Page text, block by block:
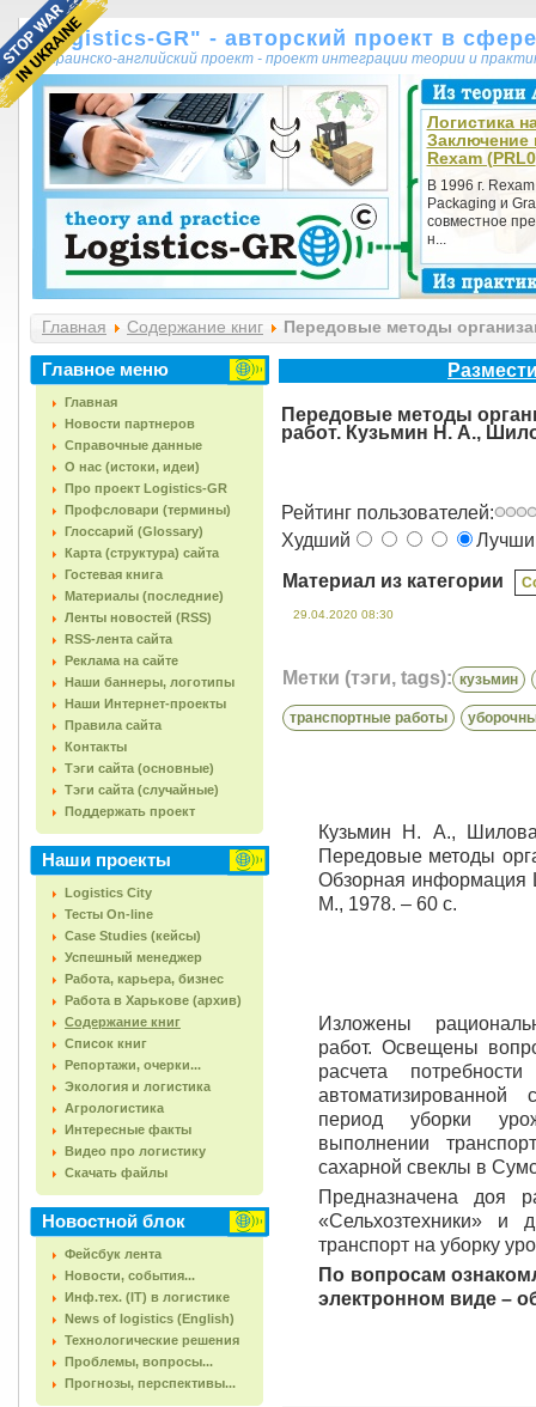
"Logistics-GR" - авторский проект в
украинско-английский проект - проект интеграции теории и
Логистика
Заключение
Rexam (PRL0
В 1996 г.
Packaging и
совместное
н...
Главная Содержание книг
Передовые методы
(1978, 60с.)
Главное меню
Главная
Новости партнеров
Справочные данные
О нас (истоки, идеи)
Про проект Logistics-GR
Профсловари (термины)
Глоссарий (Glossary)
Карта (структура) сайта
Гостевая книга
Материалы (последние)
Ленты новостей (RSS)
RSS-лента сайта
Реклама на сайте
Наши баннеры, логотипы
Наши Интернет-проекты
Правила сайта
Контакты
Тэги сайта (основные)
Тэги сайта (случайные)
Поддержать проект
Наши проекты
Logistics City
Тесты On-line
Case Studies (кейсы)
Успешный менеджер
Работа, карьера, бизнес
Работа в Харькове (архив)
Содержание книг
Список книг
Репортажи, очерки...
Экология и логистика
Агрологистика
Интересные факты
Видео про логистику
Скачать файлы
Новостной блок
Фейсбук лента
Новости, события...
Инф.тех. (IT) в логистике
News of logistics (English)
Технологические решения
Проблемы, вопросы...
Прогнозы, перспективы...
Передовые методы
работ. Кузьмин Н. А.,
Рейтинг пользователей:
Худший
Материал из категории
29.04.2020 08:30
Метки (тэги, tags): кузьмин
транспортные работы
Кузьмин Н. А.,
Передовые методы
Обзорная
М., 1978. – 60 с.
Изложены
работ. Освещены
расчета
период уборки
выполнении
сахарной свеклы в
Предназначена доя
«Сельхозтехники» и
транспорт на уборку
По вопросам
электронном виде –